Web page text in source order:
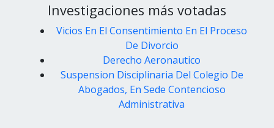
Investigaciones más votadas
Vicios En El Consentimiento En El Proceso
De Divorcio
Derecho Aeronautico
Suspension Disciplinaria Del Colegio De
Abogados, En Sede Contencioso
Administrativa